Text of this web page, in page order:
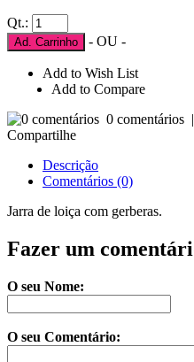
Qt.:
Ad. Carrinho - OU -
Add to Wish List
Add to Compare
0 comentários |
Compartilhe
Descrição
Comentários (0)
Jarra de loiça com gerberas.
Fazer um
O seu Nome:
O seu Comentário: